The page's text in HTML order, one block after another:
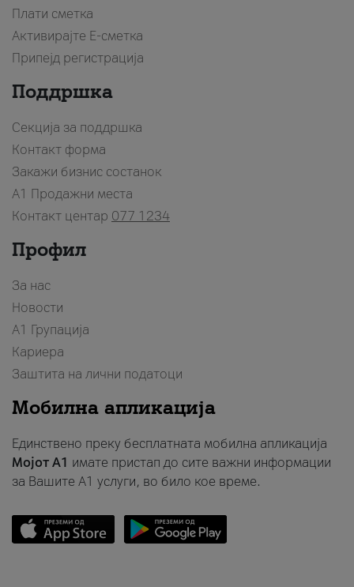
Плати сметка
Активирајте Е-сметка
Припејд регистрација
Поддршка
Секција за поддршка
Контакт форма
Закажи бизнис состанок
A1 Продажни места
Контакт центар 077 1234
Профил
За нас
Новости
А1 Групација
Кариера
Заштита на лични податоци
Мобилна апликација
Единствено преку бесплатната мобилна апликација
Мојот A1 имате пристап до сите важни информации
за Вашите A1 услуги, во било кое време.